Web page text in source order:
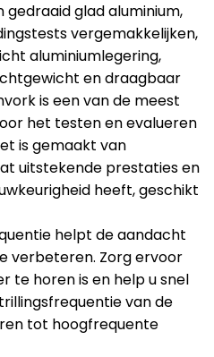
glad aluminium,
vergemakkelijken,
aluminiumlegering,
en draagbaar
is een van de meest
het testen en evalueren
is gemaakt van
uitstekende prestaties en
heeft, geschikt
helpt de aandacht
verbeteren. Zorg ervoor
te horen is en help u snel
van de
tot hoogfrequente